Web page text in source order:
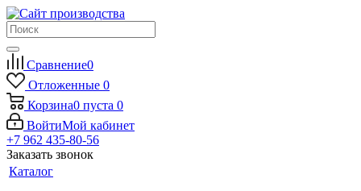
Сравнение0
Отложенные 0
Корзина0 пуста 0
ВойтиМой кабинет
+7 962 435-80-56
Заказать звонок
Каталог